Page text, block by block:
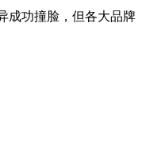
成功撞脸，但各大品牌